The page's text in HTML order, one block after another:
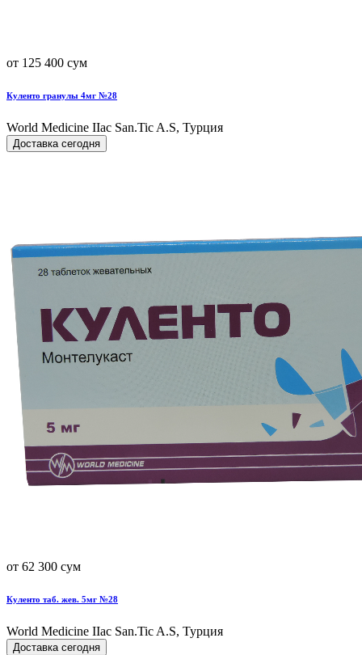
от 125 400 сум
Куленто гранулы 4мг №28
World Мedicine IIac San.Tic A.S, Турция
Доставка сегодня
от 62 300 сум
Куленто таб. жев. 5мг №28
World Мedicine IIac San.Tic A.S, Турция
Доставка сегодня